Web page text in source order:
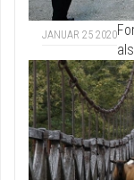
JANUAR 25 2020